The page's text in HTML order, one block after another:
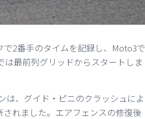
2番手のタイムを記録し、Moto3で
最前列グリッドからスタートしま
は、グイド・ピニのクラッシュによ
れました。エアフェンスの修復後